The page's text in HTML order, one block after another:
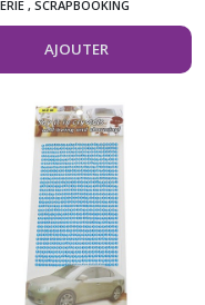
, SCRAPBOOKING
AJOUTER